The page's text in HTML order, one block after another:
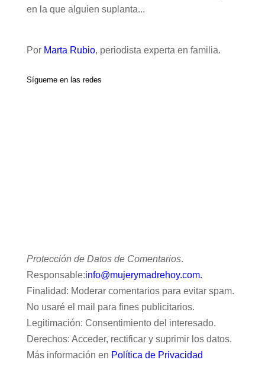
en la que alguien suplanta...
Por Marta Rubio, periodista experta en familia.
Sígueme en las redes
Protección de Datos de Comentarios.
Responsable:info@mujerymadrehoy.com.
Finalidad: Moderar comentarios para evitar spam.
No usaré el mail para fines publicitarios.
Legitimación: Consentimiento del interesado.
Derechos: Acceder, rectificar y suprimir los datos.
Más información en Política de Privacidad